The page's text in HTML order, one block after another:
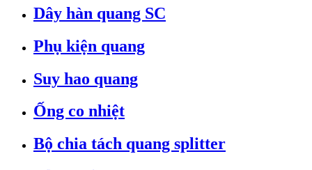
Dây hàn quang SC
Phụ kiện quang
Suy hao quang
Ống co nhiệt
Bộ chia tách quang splitter